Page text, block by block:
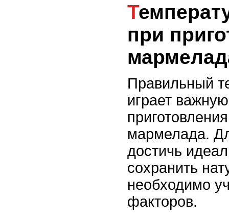
Температурный режим
при
Правильный
играет
мармелада.
достичь
сохранить
необходимо
факторов.